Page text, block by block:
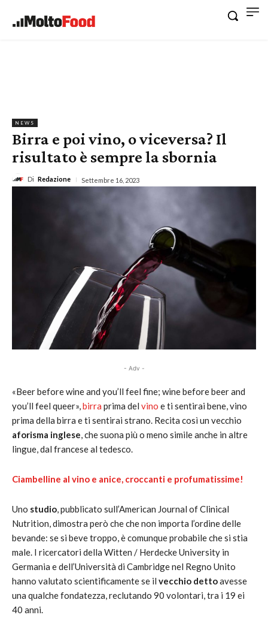
NEWS
Birra e poi vino, o viceversa? Il
risultato è sempre la sbornia
Di Redazione Settembre 16, 2023
- Adv -
«Beer before wine and you’ll feel fine; wine before beer and
you’ll feel queer»,birra prima del vino e ti sentirai bene, vino
prima della birra e ti sentirai strano. Recita così un vecchio
aforisma inglese, che suona più o meno simile anche in altre
lingue, dal francese al tedesco.
Ciambelline al vino e anice, croccanti e profumatissime!
Uno studio, pubblicato sull’American Journal of Clinical
Nutrition, dimostra però che che non importa l’ordine delle
bevande: se si beve troppo, è comunque probabile che si stia
male. I ricercatori della Witten / Herdecke University in
Germania e dell’Università di Cambridge nel Regno Unito
hanno valutato scientificamente se il vecchio dettoavesse
una qualche fondatezza, reclutando 90 volontari, tra i 19 ei
40 anni.